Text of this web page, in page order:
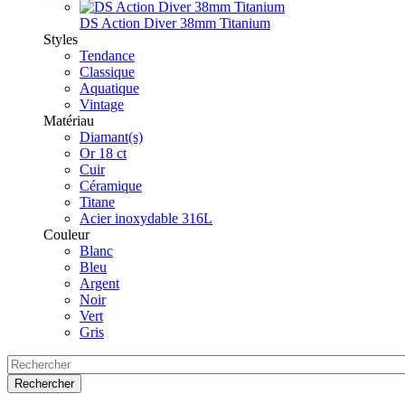
DS Action Diver 38mm Titanium
Styles
Tendance
Classique
Aquatique
Vintage
Matériau
Diamant(s)
Or 18 ct
Cuir
Céramique
Titane
Acier inoxydable 316L
Couleur
Blanc
Bleu
Argent
Noir
Vert
Gris
Rechercher